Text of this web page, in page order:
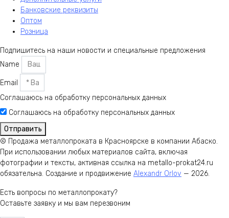
Банковские реквизиты
Оптом
Розница
Подпишитесь на наши новости и специальные предложения
Name
Email
Соглашаюсь на обработку персональных данных
Соглашаюсь на обработку персональных данных
Отправить
© Продажа металлопроката в Красноярске в компании Абаско.
При использовании любых материалов сайта, включая
фотографии и тексты, активная ссылка на metallo-prokat24.ru
обязательна. Создание и продвижение Alexandr Orlov — 2026.
Есть вопросы по металлопрокату?
Оставьте заявку и мы вам перезвоним